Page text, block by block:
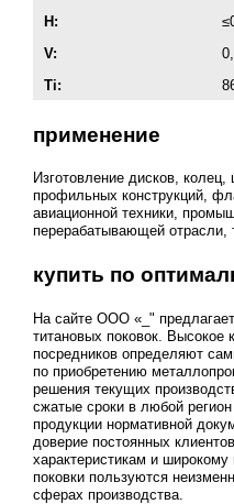
H:
V:
Ti:
применение
Изготовление дисков,
профильных конструкций,
авиационной техники,
перерабатывающей отрасли,
купить по
На сайте ООО «_"
титановых поковок. Высокое
посредников определяют
по приобретению
решения текущих
сжатые сроки в любой
продукции нормативной
доверие постоянных
характеристикам и
поковки пользуются
сферах производства.